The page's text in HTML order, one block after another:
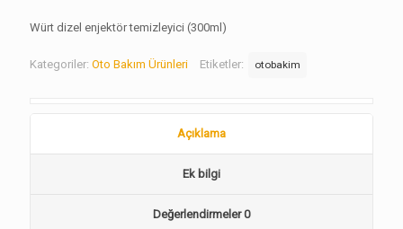
Würt dizel enjektör temizleyici (300ml)
Kategoriler: Oto Bakım Ürünleri Etiketler: otobakim
Açıklama
Ek bilgi
Değerlendirmeler0